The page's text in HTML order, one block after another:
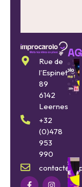
Rue de
l’Espinette
89
6142
Leernes
+32
(0)478
953
990